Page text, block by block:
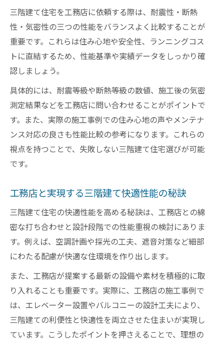
三階建て住宅を工務店に依頼する際は、耐震性・断熱
性・気密性の三つの性能をバランスよく比較することが
重要です。これらは住み心地や安全性、ランニングコス
トに直結するため、性能基準や実績データをしっかり確
認しましょう。
具体的には、耐震等級や断熱等級の数値、施工後の気密
測定結果などを工務店に問い合わせることがポイントで
す。また、実際の施工事例での住み心地の声やメンテナ
ンス対応の良さも性能比較の参考になります。これらの
視点を持つことで、失敗しない三階建て住宅選びが可能
です。
工務店と実現する三階建て快適性能の秘訣
三階建て住宅の快適性能を高める秘訣は、工務店との綿
密な打ち合わせと設計段階での性能重視の検討にありま
す。例えば、空調計画や採光の工夫、遮音対策など細部
にわたる配慮が快適な住環境を作り出します。
また、工務店が提案する最新の設備や素材を積極的に取
り入れることも重要です。実際に、工務店の施工事例で
は、エレベーター設置やバルコニーの設計工夫により、
三階建ての利便性と快適性を両立させた住まいが実現し
ています。こうしたポイントを押さえることで、理想の